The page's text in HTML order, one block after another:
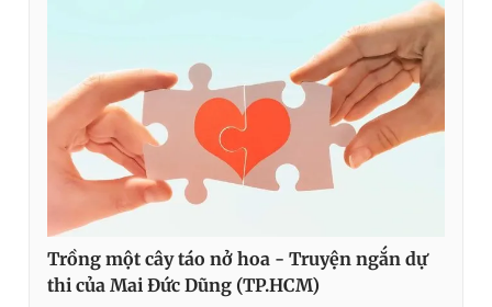
Trồng một cây táo nở hoa - Truyện ngắn dự
thi của Mai Đức Dũng (TP.HCM)